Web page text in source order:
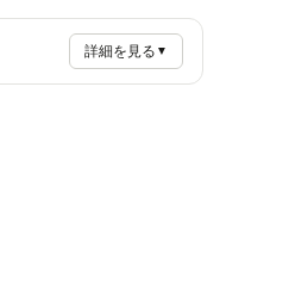
詳細を見る ▼